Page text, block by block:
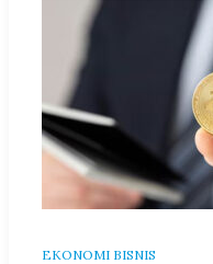
EKONOMI BISNIS